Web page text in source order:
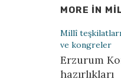
MORE IN
Millî
ve kongreler
Erzurum
hazırlıkları